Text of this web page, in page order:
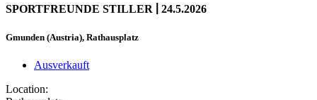
SPORTFREUNDE STILLER 24.5.2026
Gmunden (Austria), Rathausplatz
Ausverkauft
Location: